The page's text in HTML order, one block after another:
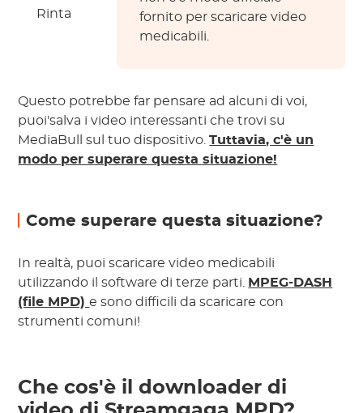
Rinta
fornito per scaricare video
medicabili.
Questo potrebbe far pensare ad alcuni di voi,
puoi'salva i video interessanti che trovi su
MediaBull sul tuo dispositivo.Tuttavia, c'è un
modo per superare questa situazione!
Come superare questa situazione?
In realtà, puoi scaricare video medicabili
utilizzando il software di terze parti.
MPEG-DASH
(file MPD)e sono difficili da scaricare con
strumenti comuni!
Che cos'è il downloader di